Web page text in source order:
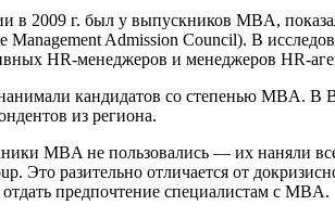
2009 г. был у выпускников MBA,
Management Admission Council). В
HR-менеджеров и менеджеров HR-
кандидатов со степенью MBA. В
из региона.
MBA не пользовались — их наняли
Это разительно отличается от
предпочтение специалистам с MBA.